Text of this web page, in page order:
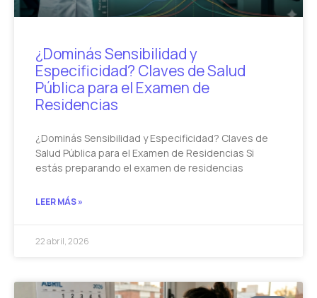
¿Dominás Sensibilidad y
Especificidad? Claves de Salud
Pública para el Examen de
Residencias
¿Dominás Sensibilidad y Especificidad? Claves de
Salud Pública para el Examen de Residencias Si
estás preparando el examen de residencias
LEER MÁS »
22 abril, 2026